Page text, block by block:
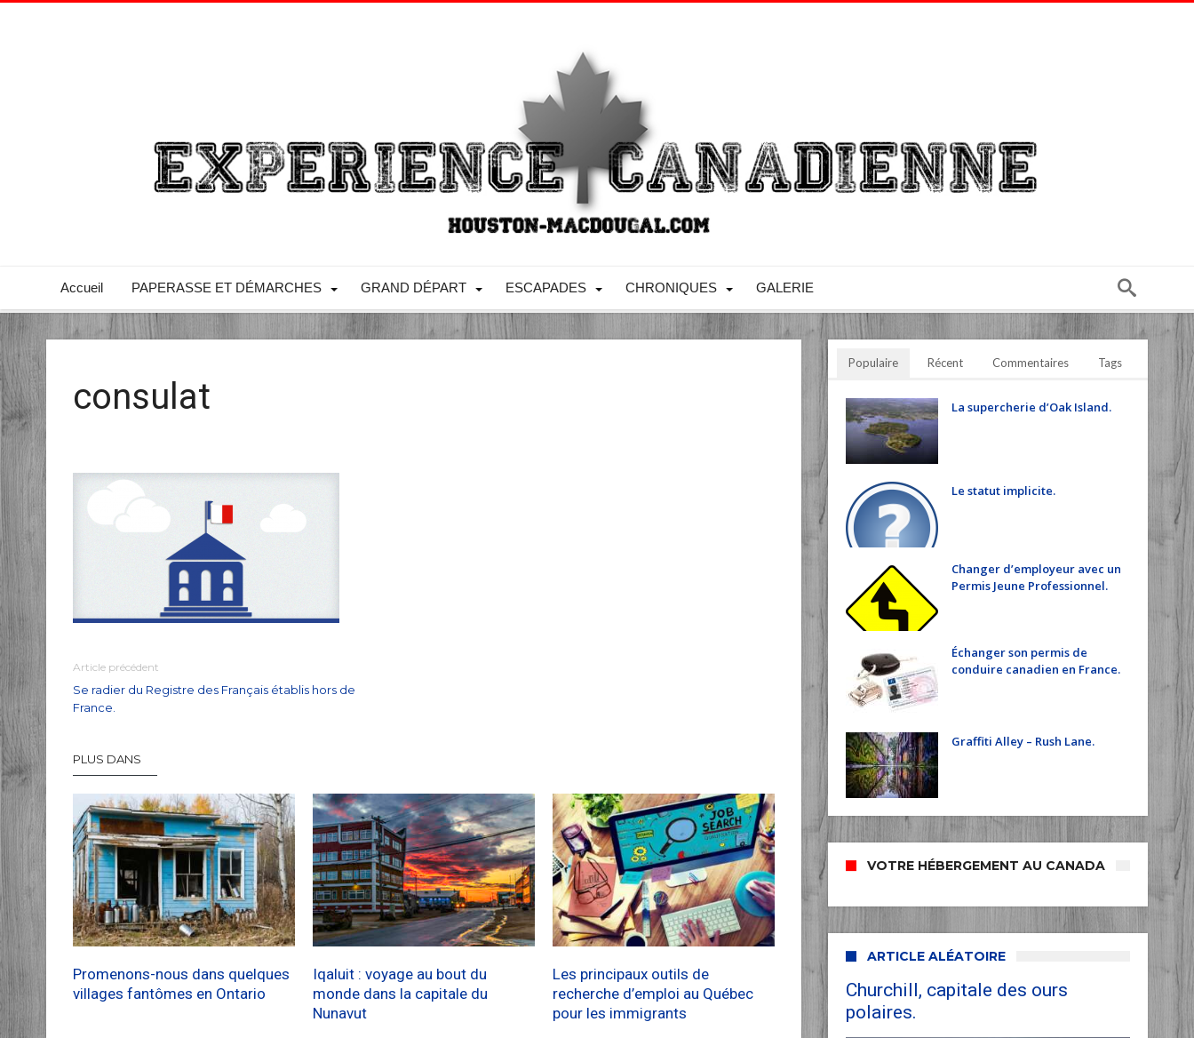
Accueil PAPERASSE ET DÉMARCHES GRAND DÉPART ESCAPADES CHRONIQUES GALERIE
consulat
Article précédent
Se radier du Registre des Français établis hors de
France.
PLUS DANS
Promenons-nous dans quelques
villages fantômes en Ontario
Iqaluit : voyage au bout du
monde dans la capitale du
Nunavut
Les principaux outils de
recherche d’emploi au Québec
pour les immigrants
Populaire Récent Commentaires Tags
La supercherie d’Oak Island.
Le statut implicite.
Changer d’employeur avec un
Permis Jeune Professionnel.
Échanger son permis de
conduire canadien en France.
Graffiti Alley – Rush Lane.
VOTRE HÉBERGEMENT AU CANADA
ARTICLE ALÉATOIRE
Churchill, capitale des ours
polaires.